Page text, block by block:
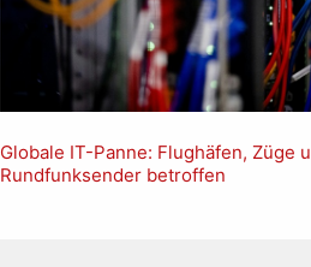
Globale IT-Panne: Flughäfen, Züge
Rundfunksender betroffen